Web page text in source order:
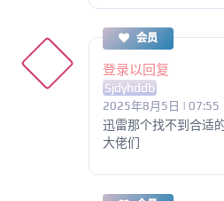
会员
登录以回复
Sjdyhddb
2025年8月5日 | 07:55
迅雷那个找不到合适
大佬们